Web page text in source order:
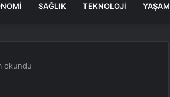
SAĞLIK TEKNOLOJI YAŞAM
okundu